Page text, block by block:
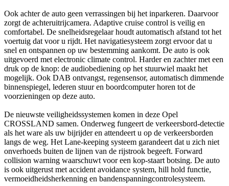
Ook achter de auto geen verrassingen bij het inparkeren. Daarvoor
zorgt de achteruitrijcamera. Adaptive cruise control is veilig en
comfortabel. De snelheidsregelaar houdt automatisch afstand tot het
voertuig dat voor u rijdt. Het navigatiesysteem zorgt ervoor dat u
snel en ontspannen op uw bestemming aankomt. De auto is ook
uitgevoerd met electronic climate control. Harder en zachter met een
druk op de knop: de audiobediening op het stuurwiel maakt het
mogelijk. Ook DAB ontvangst, regensensor, automatisch dimmende
binnenspiegel, lederen stuur en boordcomputer horen tot de
voorzieningen op deze auto.
De nieuwste veiligheidssystemen komen in deze Opel
CROSSLAND samen. Onderweg fungeert de verkeersbord-detectie
als het ware als uw bijrijder en attendeert u op de verkeersborden
langs de weg. Het Lane-keeping systeem garandeert dat u zich niet
onverhoeds buiten de lijnen van de rijstrook begeeft. Forward
collision warning waarschuwt voor een kop-staart botsing. De auto
is ook uitgerust met accident avoidance system, hill hold functie,
vermoeidheidsherkenning en bandenspanningcontrolesysteem.